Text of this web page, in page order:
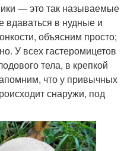
— это так называемые
вдаваться в нудные и
объясним просто;
У всех гастеромицетов
тела, в крепкой
что у привычных
снаружи, под